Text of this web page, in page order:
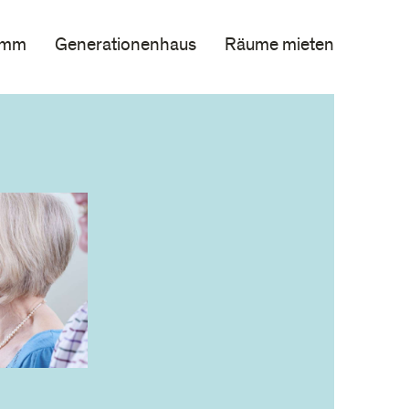
Generationenhaus Räume mieten